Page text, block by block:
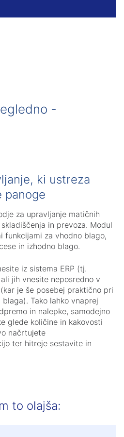
-
ki ustreza
panoge
za upravljanje matičnih
in prevoza. Modul
funkcijami za vhodno blago,
in izhodno blago.
iz sistema ERP (tj.
jih vnesite neposredno v
je še posebej praktično pri
Tako lahko vnaprej
in nalepke, samodejno
glede količine in kakovosti
načrtujete
ter hitreje sestavite in
to olajša: